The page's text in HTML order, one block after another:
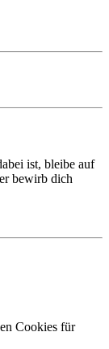
ist, bleibe auf
bewirb dich
Cookies für